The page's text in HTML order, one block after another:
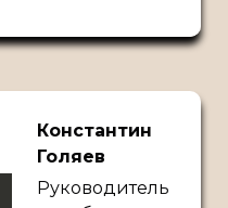
Константин
Голяев
Руководитель